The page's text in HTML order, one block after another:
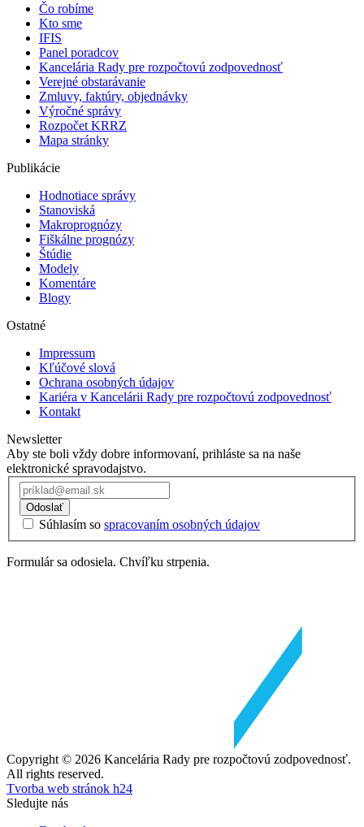
Čo robíme
Kto sme
IFIS
Panel poradcov
Kancelária Rady pre rozpočtovú zodpovednosť
Verejné obstarávanie
Zmluvy, faktúry, objednávky
Výročné správy
Rozpočet KRRZ
Mapa stránky
Publikácie
Hodnotiace správy
Stanoviská
Makroprognózy
Fiškálne prognózy
Štúdie
Modely
Komentáre
Blogy
Ostatné
Impressum
Kľúčové slová
Ochrana osobných údajov
Kariéra v Kancelárii Rady pre rozpočtovú zodpovednosť
Kontakt
Newsletter
Aby ste boli vždy dobre informovaní, prihláste sa na naše
elektronické spravodajstvo.
Odoslať
Súhlasím so spracovaním osobných údajov
Formulár sa odosiela. Chvíľku strpenia.
Copyright © 2026 Kancelária Rady pre rozpočtovú zodpovednosť.
All rights reserved.
Tvorba web stránok h24
Sledujte nás